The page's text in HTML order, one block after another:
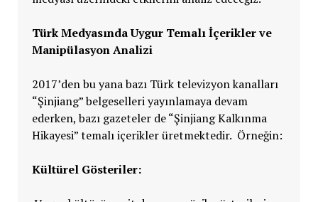
Türk Medyasında Uygur Temalı İçerikler ve
Manipülasyon Analizi
2017’den bu yana bazı Türk televizyon kanalları
“Şinjiang” belgeselleri yayınlamaya devam
ederken, bazı gazeteler de “Şinjiang Kalkınma
Hikayesi” temalı içerikler üretmektedir. Örneğin:
Kültürel Gösteriler: